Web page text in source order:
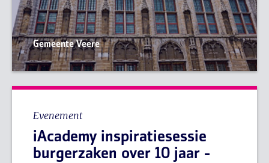
Gemeente Veere
Evenement
iAcademy inspiratiesessie
burgerzaken over 10 jaar -